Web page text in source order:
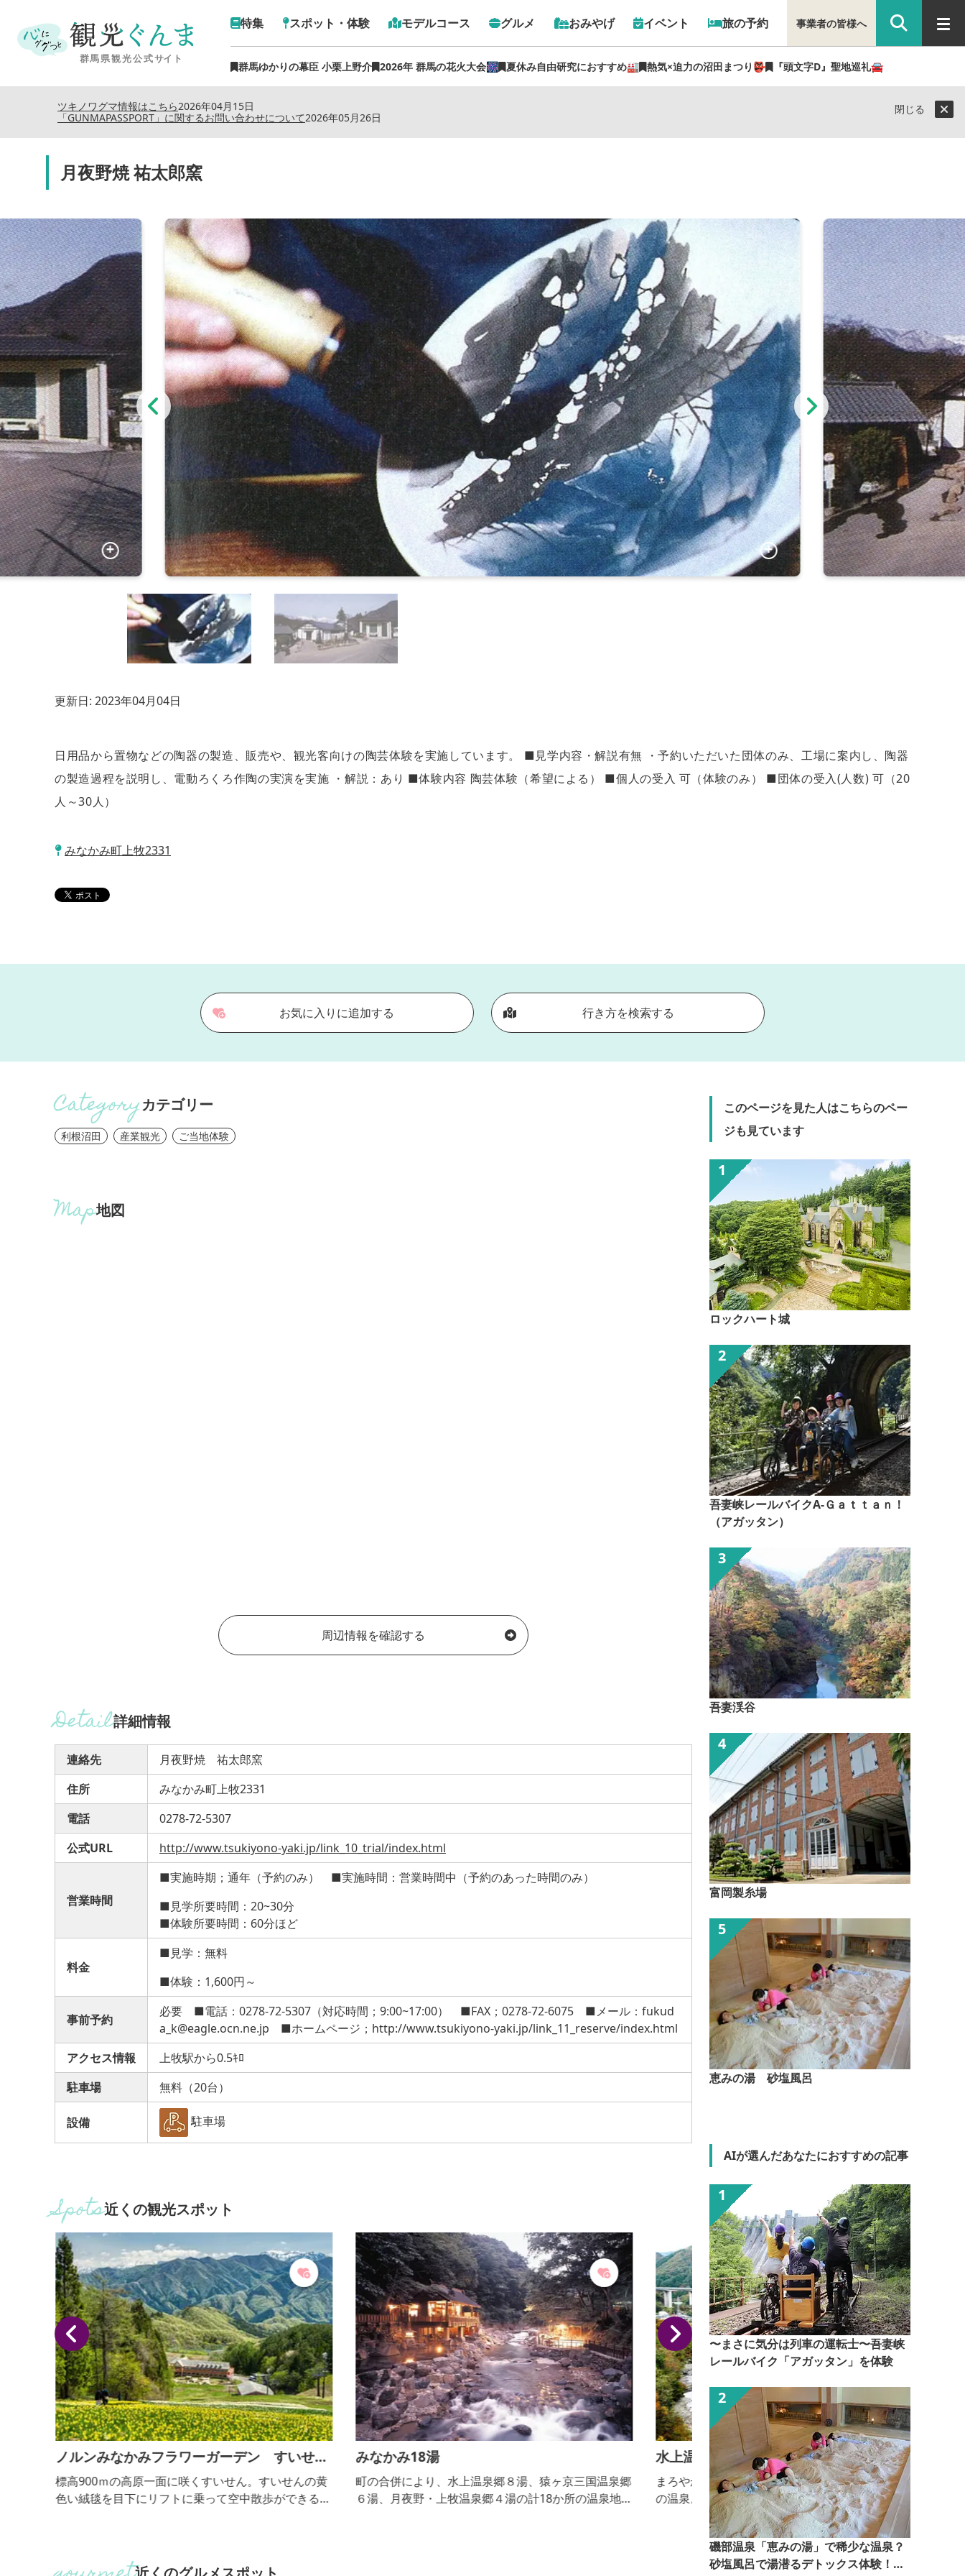
特集 スポット・体験 モデルコース グルメ おみやげ イベント 旅の予約
群馬ゆかりの幕臣 小栗上野介 2026年 群馬の花火大会🎆 夏休み自由研究におすすめ🏭 熱気×迫力の沼田まつり👺 『頭文字D』聖地巡礼🚘
事業者の皆様へ
2026年04月15日
ツキノワグマ情報はこちら
2026年05月26日
「GUNMAPASSPORT」に関するお問い合わせについて
閉じる
月夜野焼 祐太郎窯
更新日: 2023年04月04日
日用品から置物などの陶器の製造、販売や、観光客向けの陶芸体験を実施しています。 ■見学内容・解説有無 ・予約いただいた団体のみ、工場に案内し、陶器
の製造過程を説明し、電動ろくろ作陶の実演を実施 ・解説：あり ■体験内容 陶芸体験（希望による） ■個人の受入 可（体験のみ） ■団体の受入(人数) 可（20
人～30人）
みなかみ町上牧2331
お気に入りに追加する 行き方を検索する
カテゴリー
利根沼田 産業観光 ご当地体験
地図
周辺情報を確認する
詳細情報
連絡先
月夜野焼 祐太郎窯
住所
みなかみ町上牧2331
電話
0278-72-5307
公式URL
http://www.tsukiyono-yaki.jp/link_10_trial/index.html
営業時間
■実施時期；通年（予約のみ） ■実施時間：営業時間中（予約のあった時間のみ）
■見学所要時間：20~30分
■体験所要時間：60分ほど
料金
■見学：無料
■体験：1,600円～
事前予約
必要 ■電話：0278-72-5307（対応時間；9:00~17:00） ■FAX；0278-72-6075 ■メール：fukud
a_k@eagle.ocn.ne.jp ■ホームページ；http://www.tsukiyono-yaki.jp/link_11_reserve/index.html
アクセス情報
上牧駅から0.5ｷﾛ
駐車場
無料（20台）
設備 駐車場
近くの観光スポット
ノルンみなかみフラワーガーデン すいせん
まつり
標高900ｍの高原一面に咲くすいせん。すいせんの黄
色い絨毯を目下にリフトに乗って空中散歩ができるの
ます。5月に入ると色鮮やかなチューリップが咲き景
みなかみ18湯
町の合併により、水上温泉郷８湯、猿ヶ京三国温泉郷
６湯、月夜野・上牧温泉郷４湯の計18か所の温泉地を
水上温泉
まろやかという表現がふさわしい安らぎを感じる感触
の温泉。弱アルカリ性のやさしい温泉で体の芯までぽ
かぽかに温まります。利根川上流の渓谷に様々な個性
の宿や施設が並び、渓谷と山々の自然に触れることが
できます。
このページを見た人はこちらのペー
ジも見ています
ロックハート城
吾妻峡レールバイクA-Ｇａｔｔａｎ！
（アガッタン）
吾妻渓谷
富岡製糸場
恵みの湯 砂塩風呂
AIが選んだあなたにおすすめの記事
〜まさに気分は列車の運転士〜吾妻峡
レールバイク「アガッタン」を体験
磯部温泉「恵みの湯」で稀少な温泉？
砂塩風呂で湯潜るデトックス体験！